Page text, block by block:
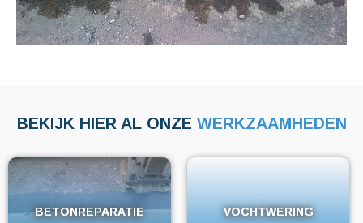
BEKIJK HIER AL ONZE WERKZAAMHEDEN
BETONREPARATIE
BETONREPARATIE VOCHTWERING
VOCHTWERING